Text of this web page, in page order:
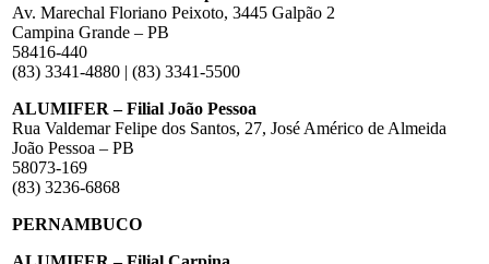
Av. Marechal Floriano Peixoto, 3445 Galpão 2
Campina Grande – PB
58416-440
(83) 3341-4880 | (83) 3341-5500
ALUMIFER – Filial João Pessoa
Rua Valdemar Felipe dos Santos, 27, José Américo de Almeida
João Pessoa – PB
58073-169
(83) 3236-6868
PERNAMBUCO